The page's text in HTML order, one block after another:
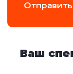
Ваш